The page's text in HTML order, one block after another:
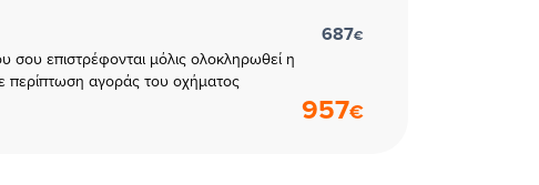
επιστρέφονται μόλις ολοκληρωθεί η
περίπτωση αγοράς του οχήματος
687€
957€